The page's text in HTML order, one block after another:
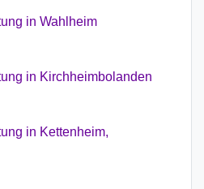
in Wahlheim
in Kirchheimbolanden
in Kettenheim,